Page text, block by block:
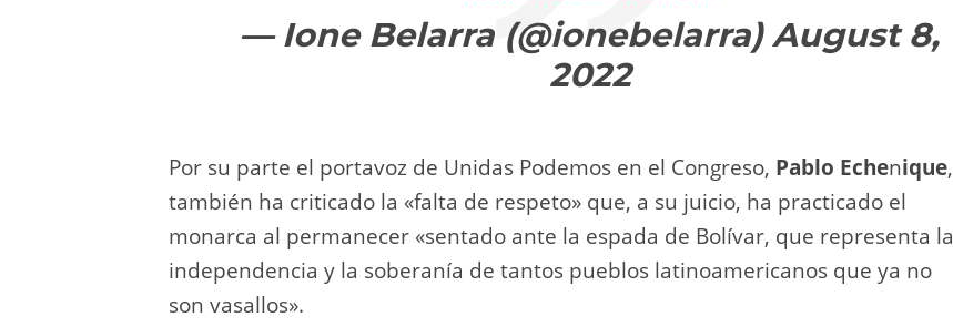
— Ione Belarra (@ionebelarra)August 8,
2022
Por su parte el portavoz de Unidas Podemos en el Congreso, Pablo Echenique,
también ha criticado la «falta de respeto» que, a su juicio, ha practicado el
monarca al permanecer «sentado ante la espada de Bolívar, que representa la
independencia y la soberanía de tantos pueblos latinoamericanos que ya no
son vasallos».